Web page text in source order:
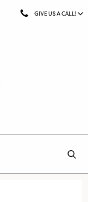
GIVE US A CALL!